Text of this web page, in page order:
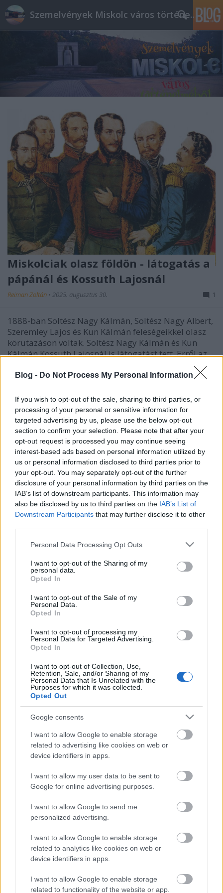
Blog - Do Not Process My Personal Information
If you wish to opt-out of the sale, sharing to third parties, or
processing of your personal or sensitive information for
targeted advertising by us, please use the below opt-out
section to confirm your selection. Please note that after your
opt-out request is processed you may continue seeing
interest-based ads based on personal information utilized by
us or personal information disclosed to third parties prior to
your opt-out. You may separately opt-out of the further
disclosure of your personal information by third parties on the
IAB’s list of downstream participants. This information may
also be disclosed by us to third parties on the IAB’s List of
Downstream Participants that may further disclose it to other
Please note that this website/app uses one or more Google
not limited to your visit or usage behaviour. You may click to
grant or deny consent to Google and its third-party tags to
use your data for below specified purposes in below Google
consent section.
Personal Data Processing Opt Outs
I want to opt-out of the Sharing of my
personal data.
Opted In
I want to opt-out of the Sale of my
Personal Data.
Opted In
I want to opt-out of processing my
Personal Data for Targeted Advertising.
Opted In
I want to opt-out of Collection, Use,
Retention, Sale, and/or Sharing of my
Personal Data that Is Unrelated with the
Purposes for which it was collected.
Opted Out
Google consents
I want to allow Google to enable storage
related to advertising like cookies on web or
device identifiers in apps.
I want to allow my user data to be sent to
Google for online advertising purposes.
I want to allow Google to send me
personalized advertising.
I want to allow Google to enable storage
related to analytics like cookies on web or
device identifiers in apps.
I want to allow Google to enable storage
related to functionality of the website or app.
Szemelvények Miskolc város történelméből
Miskolciak olasz földön - látogatás a
pápánál és Kossuth Lajosnál
Reiman Zoltán • 2025. augusztus 30. 1
1888-ban Soltész Nagy Kálmán, Soltész Nagy Albert,
Szeremley Lajos és Kun Kálmán feleségeikkel olasz
körutazáson voltak. Soltész Nagy Kálmán és Kun
Kálmán Kossuth Lajosnál is látogatást tett. Erről az
lentebb változtatás nélkül olvashattok. Ez a napló
Gyilkosabb a háborúnál
Reiman Zoltán• 2025. augusztus 23.
Ezúttal az emberiség egyik legpusztítóbb
járványáról írok, amely az első világháború alatt és
után tombolt a világon. Sajnos pár évvel ezelőtt
átéltünk valami hasonlót... A spanyolnátháról szól a
cikkem, utána pedig egy furcsa zsidó szokást is
okán…
Könnyű szárnyakat adjatok
Reiman Zoltán• 2025. augusztus 16.
Nagy örömömre szolgál, hogy Balla Riana Emma